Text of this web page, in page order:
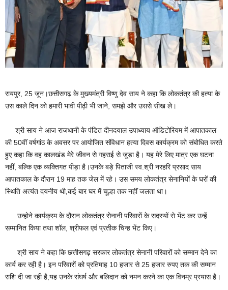
रायपुर, 25 जून।छत्तीसगढ़ के मुख्यमंत्री विष्णु देव साय ने कहा कि लोकतंत्र की हत्या के
उस काले दिन को हमारी भावी पीढ़ी भी जाने, समझे और उससे सीख ले।
श्री साय ने आज राजधानी के पंडित दीनदयाल उपाध्याय ऑडिटोरियम में आपातकाल
की 50वीं वर्षगांठ के अवसर पर आयोजित संविधान हत्या दिवस कार्यक्रम को संबोधित करते
हुए कहा कि वह कालखंड मेरे जीवन से गहराई से जुड़ा है। यह मेरे लिए मात्र एक घटना
नहीं, बल्कि एक व्यक्तिगत पीड़ा है।उनके बड़े पिताजी स्व.श्री नरहरि प्रसाद साय
आपातकाल के दौरान 19 माह तक जेल में रहे। उस समय लोकतंत्र सेनानियों के घरों की
स्थिति अत्यंत दयनीय थी,कई बार घर में चूल्हा तक नहीं जलता था।
उन्होने कार्यक्रम के दौरान लोकतंत्र सेनानी परिवारों के सदस्यों से भेंट कर उन्हें
सम्मानित किया तथा शॉल, श्रीफल एवं प्रतीक चिन्ह भेंट किए।
श्री साय ने कहा कि छत्तीसगढ़ सरकार लोकतंत्र सेनानी परिवारों को सम्मान देने का
कार्य कर रही है। इन परिवारों को प्रतिमाह 10 हजार से 25 हजार रुपए तक की सम्मान
राशि दी जा रही है,यह उनके संघर्ष और बलिदान को नमन करने का एक विनम्र प्रयास है।